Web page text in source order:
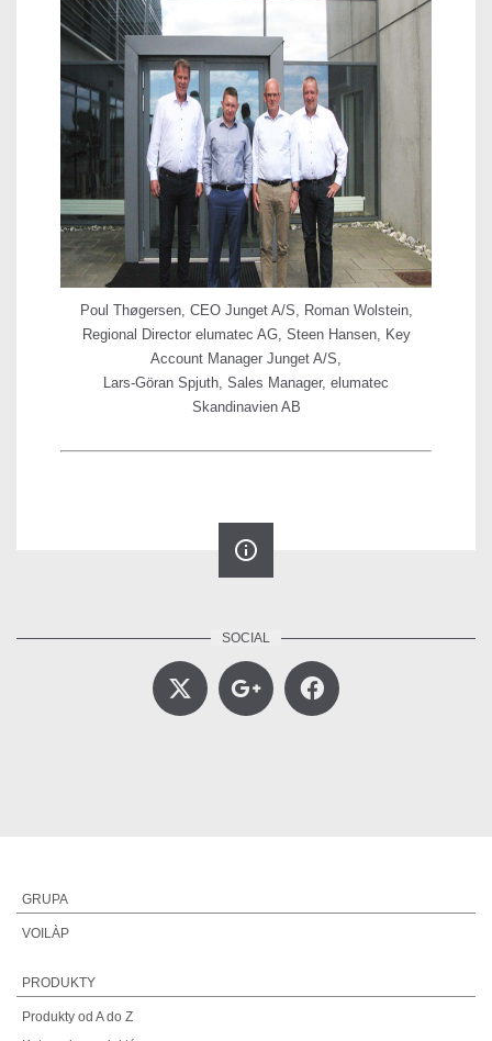
Poul Thøgersen, CEO Junget A/S, Roman Wolstein,
Regional Director elumatec AG, Steen Hansen, Key
Account Manager Junget A/S,
Lars-Göran Spjuth, Sales Manager, elumatec
Skandinavien AB
info_outline
GRUPA
VOILÀP
PRODUKTY
Produkty od A do Z